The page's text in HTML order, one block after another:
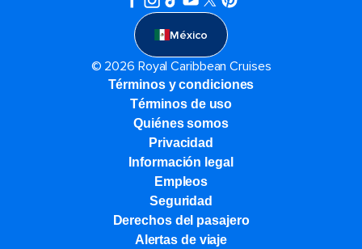
México
© 2026 Royal Caribbean Cruises
Términos y condiciones
Términos de uso
Quiénes somos
Privacidad
Información legal
Empleos
Seguridad
Derechos del pasajero
Alertas de viaje